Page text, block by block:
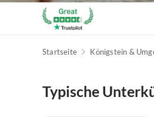
Startseite Königstein &
Typische